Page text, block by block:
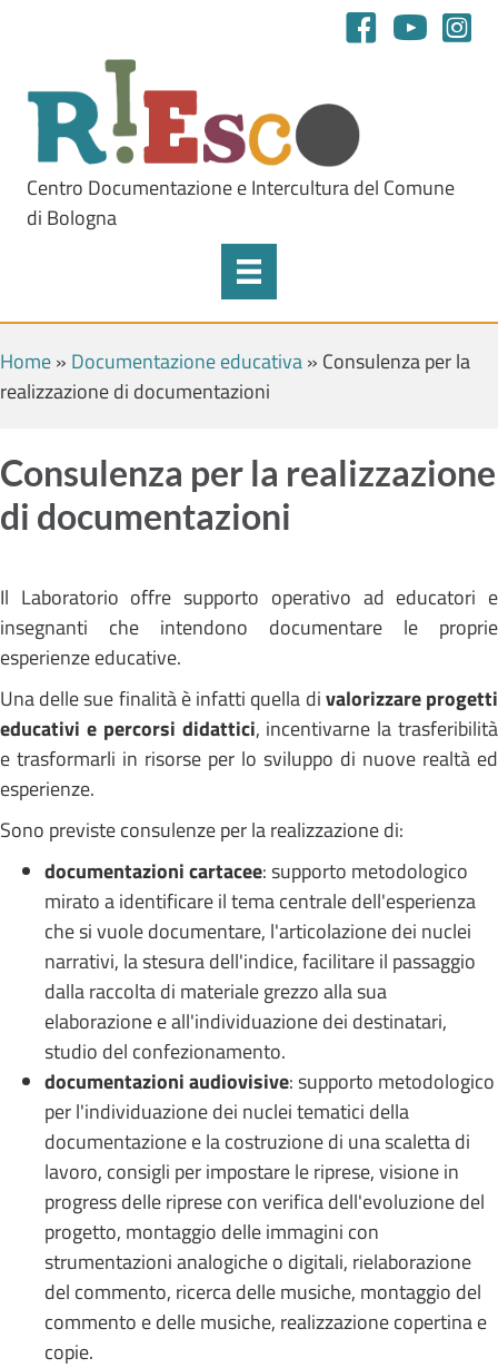
Centro Documentazione e Intercultura del Comune
di Bologna
Home» Documentazione educativa» Consulenza per la
realizzazione di documentazioni
Consulenza per la realizzazione
di documentazioni
Il Laboratorio offre supporto operativo ad educatori e
insegnanti che intendono documentare le proprie
esperienze educative.
Una delle sue finalità è infatti quella divalorizzare progetti
educativi e percorsi didattici, incentivarne la trasferibilità
e trasformarli in risorse per lo sviluppo di nuove realtà ed
esperienze.
Sono previste consulenze per la realizzazione di:
documentazioni cartacee: supporto metodologico
mirato a identificare il tema centrale dell'esperienza
che si vuole documentare, l'articolazione dei nuclei
narrativi, la stesura dell'indice, facilitare il passaggio
dalla raccolta di materiale grezzo alla sua
elaborazione e all'individuazione dei destinatari,
studio del confezionamento.
documentazioni audiovisive: supporto metodologico
per l'individuazione dei nuclei tematici della
documentazione e la costruzione di una scaletta di
lavoro, consigli per impostare le riprese, visione in
progress delle riprese con verifica dell'evoluzione del
progetto, montaggio delle immagini con
strumentazioni analogiche o digitali, rielaborazione
del commento, ricerca delle musiche, montaggio del
commento e delle musiche, realizzazione copertina e
copie.